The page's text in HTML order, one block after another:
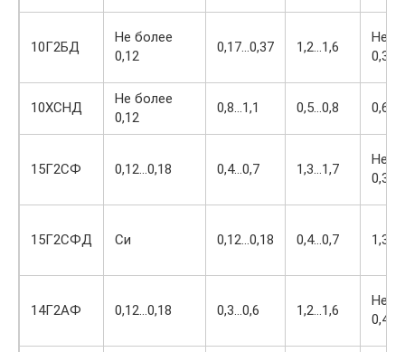
10Г2БД
Не более
0,12
0,17…0,37 1,2…1,6
Не
0,30
10ХСНД
Не более
0,12
0,8…1,1 0,5…0,8
15Г2СФ 0,12…0,18 0,4…0,7 1,3…1,7
Не
0,30
15Г2СФД Си 0,12…0,18 0,4…0,7
14Г2АФ 0,12…0,18 0,3…0,6 1,2…1,6
Не
0,40